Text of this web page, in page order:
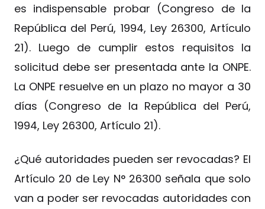
es indispensable probar (Congreso de la
República del Perú, 1994, Ley 26300, Artículo
21). Luego de cumplir estos requisitos la
solicitud debe ser presentada ante la ONPE.
La ONPE resuelve en un plazo no mayor a 30
días (Congreso de la República del Perú,
1994, Ley 26300, Artículo 21).
¿Qué autoridades pueden ser revocadas? El
Artículo 20 de Ley N° 26300 señala que solo
van a poder ser revocadas autoridades con